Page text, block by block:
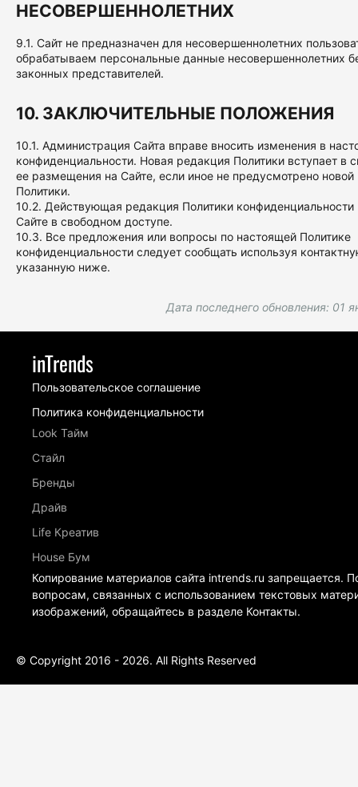
НЕСОВЕРШЕННОЛЕТНИХ
9.1. Сайт не предназначен для несовершеннолетних
обрабатываем персональные данные несовершеннолетних
законных представителей.
10. ЗАКЛЮЧИТЕЛЬНЫЕ ПОЛОЖЕНИЯ
10.1. Администрация Сайта вправе вносить изменения в
конфиденциальности. Новая редакция Политики вступает в
ее размещения на Сайте, если иное не предусмотрено
Политики.
10.2. Действующая редакция Политики конфиденциальности
Сайте в свободном доступе.
10.3. Все предложения или вопросы по настоящей Политике
конфиденциальности следует сообщать используя
указанную ниже.
Дата последнего обновления: 01
inTrends
Пользовательское соглашение
Политика конфиденциальности
Look Тайм
Стайл
Бренды
Драйв
Life Креатив
House Бум
Копирование материалов сайта intrends.ru запрещается.
вопросам, связанных с использованием текстовых
изображений, обращайтесь в разделе Контакты.
© Copyright 2016 - 2026. All Rights Reserved